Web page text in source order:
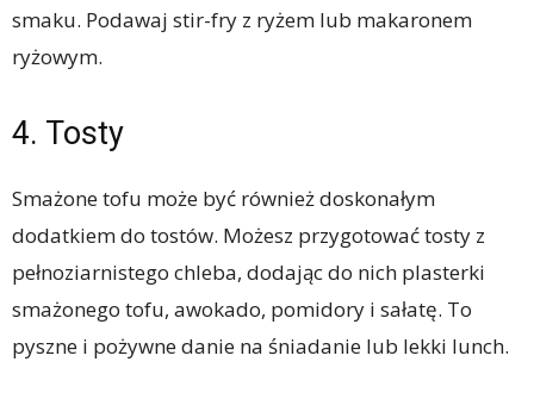
smaku. Podawaj stir-fry z ryżem lub makaronem
ryżowym.
4. Tosty
Smażone tofu może być również doskonałym
dodatkiem do tostów. Możesz przygotować tosty z
pełnoziarnistego chleba, dodając do nich plasterki
smażonego tofu, awokado, pomidory i sałatę. To
pyszne i pożywne danie na śniadanie lub lekki lunch.